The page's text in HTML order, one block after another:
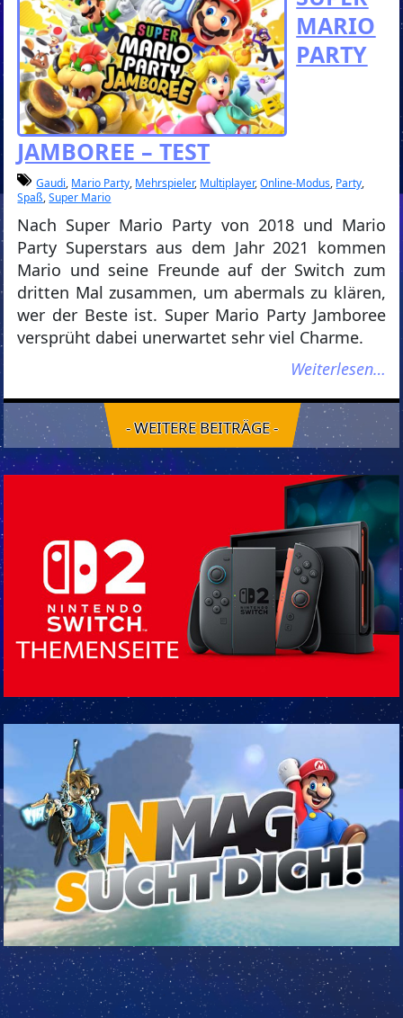
MARIO
PARTY
JAMBOREE – TEST
Gaudi, Mario Party, Mehrspieler, Multiplayer,Online-Modus, Party,
Spaß,Super Mario
Nach Super Mario Party von 2018 und Mario
Party Superstars aus dem Jahr 2021 kommen
Mario und seine Freunde auf der Switch zum
dritten Mal zusammen, um abermals zu klären,
wer der Beste ist. Super Mario Party Jamboree
versprüht dabei unerwartet sehr viel Charme.
Weiterlesen…
- WEITERE BEITRÄGE -